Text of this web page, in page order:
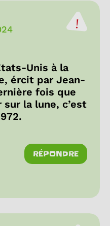
Unis à la
ércit par Jean-
fois que
sur la lune, c’est
réactions
RÉPONDRE